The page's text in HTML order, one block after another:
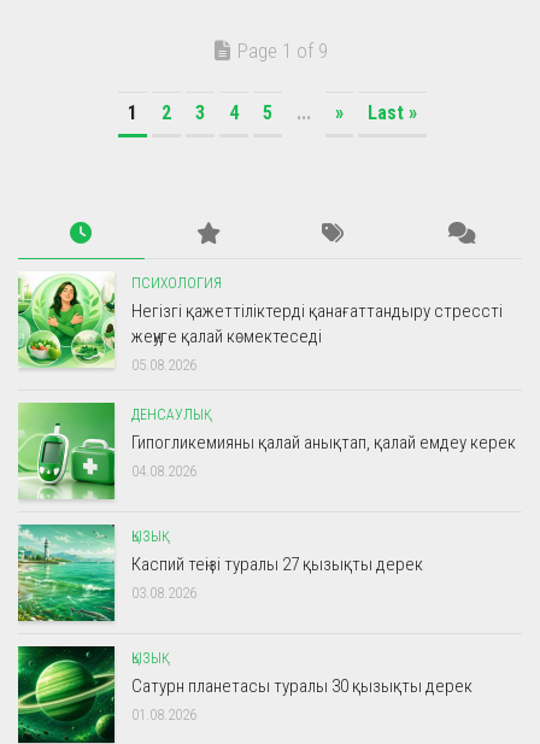
Page 1 of 9
1 2 3 4 5 ... » Last »
ПСИХОЛОГИЯ
Негізгі қажеттіліктерді қанағаттандыру стрессті
жеңуге қалай көмектеседі
05.08.2026
ДЕНСАУЛЫҚ
Гипогликемияны қалай анықтап, қалай емдеу керек
04.08.2026
ҚЫЗЫҚ
Каспий теңізі туралы 27 қызықты дерек
03.08.2026
ҚЫЗЫҚ
Сатурн планетасы туралы 30 қызықты дерек
01.08.2026